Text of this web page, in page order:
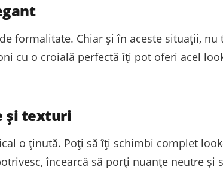
formalitate. Chiar și în aceste situații,
cu o croială perfectă îți pot oferi acel
și texturi
o ținută. Poți să îți schimbi complet
încearcă să porți nuanțe neutre și